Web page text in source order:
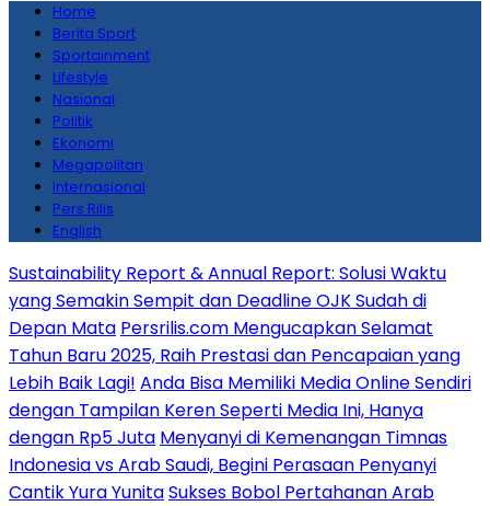
Home
Berita Sport
Sportainment
Lifestyle
Nasional
Politik
Ekonomi
Megapolitan
Internasional
Pers Rilis
English
Sustainability Report & Annual Report: Solusi Waktu
yang Semakin Sempit dan Deadline OJK Sudah di
Depan Mata Persrilis.com Mengucapkan Selamat
Tahun Baru 2025, Raih Prestasi dan Pencapaian yang
Lebih Baik Lagi! Anda Bisa Memiliki Media Online Sendiri
dengan Tampilan Keren Seperti Media Ini, Hanya
dengan Rp5 Juta Menyanyi di Kemenangan Timnas
Indonesia vs Arab Saudi, Begini Perasaan Penyanyi
Cantik Yura YunitaSukses Bobol Pertahanan Arab